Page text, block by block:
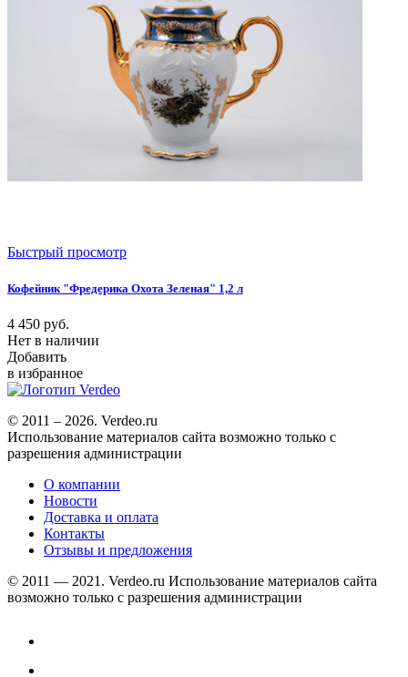
Быстрый просмотр
Кофейник "Фредерика Охота Зеленая" 1,2 л
4 450 руб.
Нет в наличии
Добавить
в избранное
© 2011 – 2026. Verdeo.ru
Использование материалов сайта возможно только с
разрешения администрации
О компании
Новости
Доставка и оплата
Контакты
Отзывы и предложения
© 2011 — 2021. Verdeo.ru Использование материалов сайта
возможно только с разрешения администрации